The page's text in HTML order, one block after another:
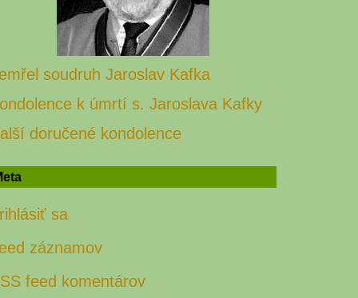
soudruh Jaroslav Kafka
k úmrtí s. Jaroslava Kafky
doručené kondolence
sa
záznamov
feed komentárov